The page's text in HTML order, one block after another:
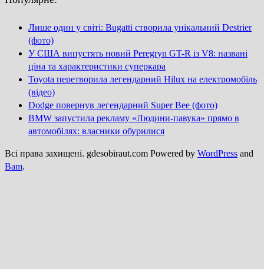
Лише один у світі: Bugatti створила унікальний Destrier
(фото)
У США випустять новий Peregryn GT-R із V8: названі
ціна та характеристики суперкара
Toyota перетворила легендарний Hilux на електромобіль
(відео)
Dodge повернув легендарний Super Bee (фото)
BMW запустила рекламу «Людини-павука» прямо в
автомобілях: власники обурилися
Всі права захищені. gdesobiraut.com Powered by WordPress and
Bam.